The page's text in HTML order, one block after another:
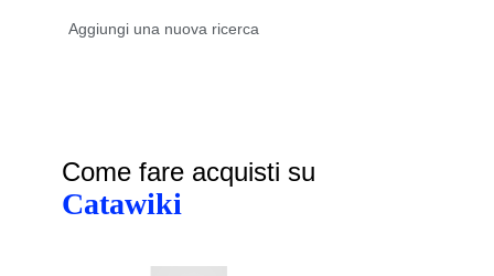
Come fare acquisti su
Catawiki